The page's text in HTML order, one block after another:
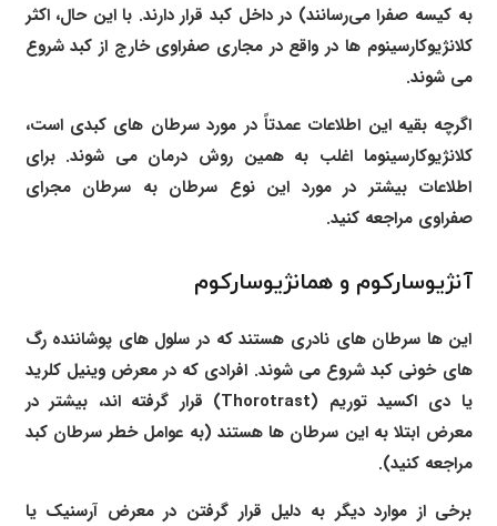
به کیسه صفرا می‌رسانند) در داخل کبد قرار دارند. با این حال، اکثر
کلانژیوکارسینوم ها در واقع در مجاری صفراوی خارج از کبد شروع
می شوند.
اگرچه بقیه این اطلاعات عمدتاً در مورد سرطان های کبدی است،
کلانژیوکارسینوما اغلب به همین روش درمان می شوند. برای
اطلاعات بیشتر در مورد این نوع سرطان به سرطان مجرای
صفراوی مراجعه کنید.
آنژیوسارکوم و همانژیوسارکوم
این ها سرطان های نادری هستند که در سلول های پوشاننده رگ
های خونی کبد شروع می شوند. افرادی که در معرض وینیل کلرید
یا دی اکسید توریم (Thorotrast) قرار گرفته اند، بیشتر در
معرض ابتلا به این سرطان ها هستند (به عوامل خطر سرطان کبد
مراجعه کنید).
برخی از موارد دیگر به دلیل قرار گرفتن در معرض آرسنیک یا